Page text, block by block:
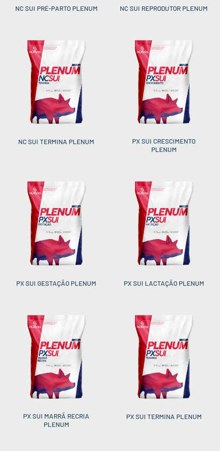
NC SUI PRÉ-PARTO PLENUM NC SUI REPRODUTOR PLENUM
NC SUI TERMINA PLENUM
PX SUI CRESCIMENTO
PLENUM
PX SUI GESTAÇÃO PLENUM PX SUI LACTAÇÃO PLENUM
PX SUI MARRÃ RECRIA
PLENUM
PX SUI TERMINA PLENUM